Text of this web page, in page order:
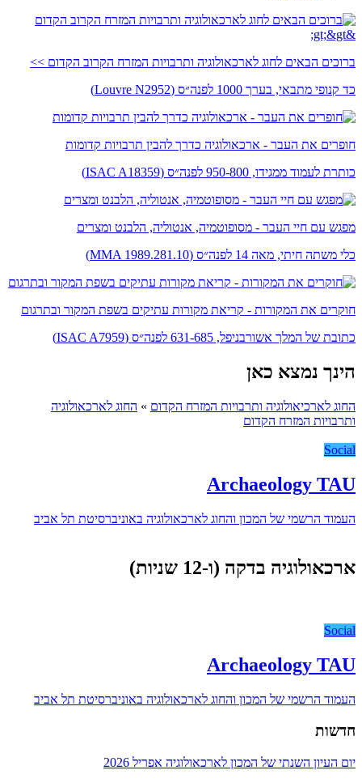
ברוכים הבאים לחוג לארכאולוגיה ותרבויות המזרח הקרוב הקדום >>
כד קנופי מתבאי, בערך 1000 לפנה״ס (Louvre N2952)
חופרים את העבר - ארכאולוגיה כדרך להבין תרבויות קדומות
כותרת לעמוד ממגידו, 950-800 לפנה״ס (ISAC A18359)
מפגש עם חיי העבר - מסופוטמיה, אנטוליה, הלבנט ומצרים
כלי משתה חיתי, מאה 14 לפנה״ס (MMA 1989.281.10)
חוקרים את המקורות - קריאת מקורות עתיקים בשפת המקור ובתרגום
כתובת של המלך אשורבניפל, 631-685 לפנה״ס (ISAC A7959)
הינך נמצא כאן
החוג לארכיאולוגיה ותרבויות המזרח הקדום » החוג לארכאולוגיה
ותרבויות המזרח הקדום
Social
Archaeology TAU
העמוד הרשמי של המכון והחוג לארכאולוגיה באוניברסיטת תל אביב
ארכאולוגיה בדקה (ו-12 שניות)
Social
Archaeology TAU
העמוד הרשמי של המכון והחוג לארכאולוגיה באוניברסיטת תל אביב
חדשות
יום העיון השנתי של המכון לארכאולוגיה אפריל 2026